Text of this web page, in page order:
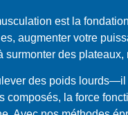
est la
augmenter votre
des
des poids
composés, la force